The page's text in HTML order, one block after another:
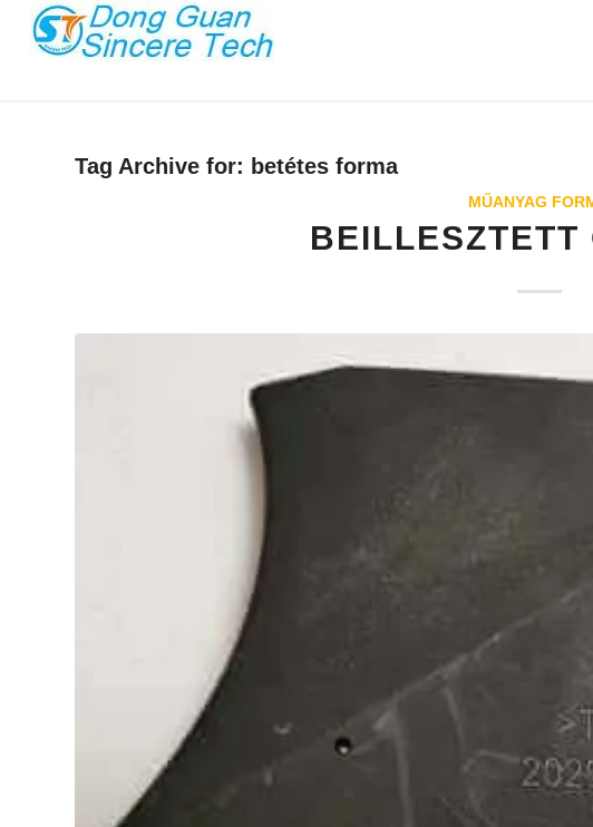
Tag Archive for: betétes forma
MŰANYAG
BEILLESZTETT